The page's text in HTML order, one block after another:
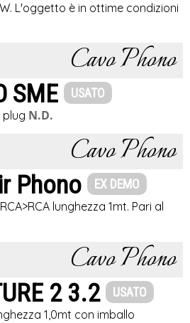
L'oggetto è in ottime condizioni
Cavo Phono
SME USATO
plug N.D.
Cavo Phono
Phono EX DEMO
lunghezza 1mt. Pari al
Cavo Phono
2 3.2 USATO
1,0mt con imballo